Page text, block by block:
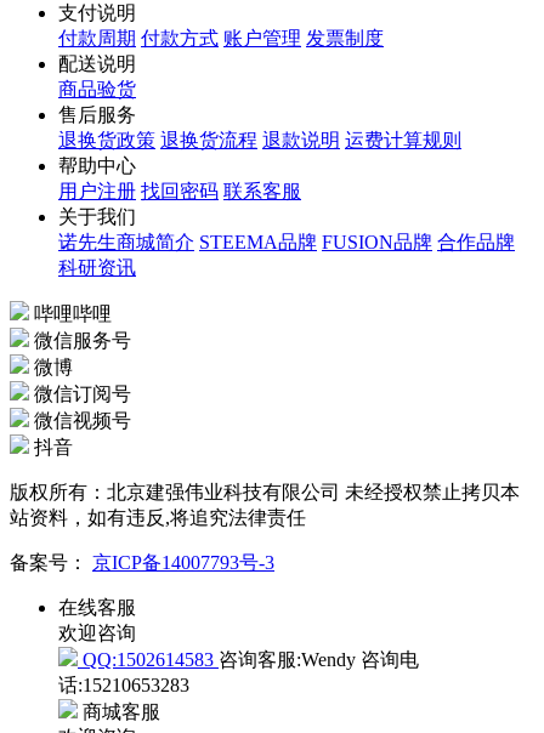
支付说明
付款周期 付款方式 账户管理 发票制度
配送说明
商品验货
售后服务
退换货政策 退换货流程 退款说明 运费计算规则
帮助中心
用户注册 找回密码 联系客服
关于我们
诺先生商城简介 STEEMA品牌 FUSION品牌 合作品牌
科研资讯
哔哩哔哩
微信服务号
微博
微信订阅号
微信视频号
抖音
版权所有：北京建强伟业科技有限公司 未经授权禁止拷贝本
站资料，如有违反,将追究法律责任
备案号： 京ICP备14007793号-3
在线客服
欢迎咨询
QQ:1502614583 咨询客服:Wendy 咨询电
话:15210653283
商城客服